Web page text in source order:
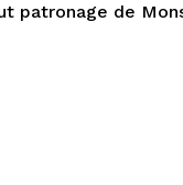
patronage de